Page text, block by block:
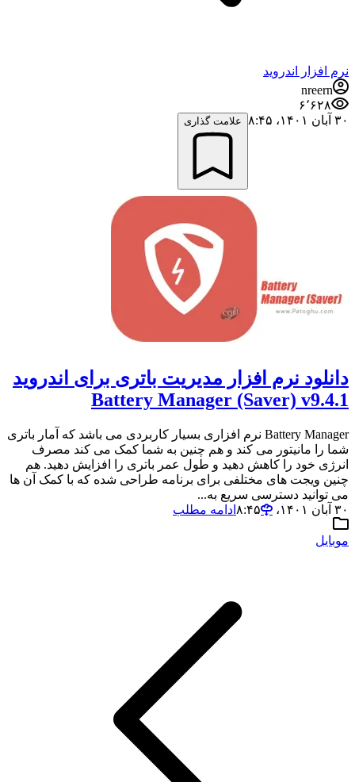
نرم افزار اندروید
nreern
۶٬۶۲۸
۳۰ آبان ۱۴۰۱،‏ ۸:۴۵
علامت گذاری
دانلود نرم افزار مدیریت باتری برای اندروید
Battery Manager (Saver) v9.4.1
Battery Manager نرم افزاری بسیار کاربردی می باشد که آمار باتری
شما را مانیتور می کند و هم چنین به شما کمک می کند مصرف
انرژی خود را کاهش دهید و طول عمر باتری را افزایش دهید. هم
چنین ویجت های مختلفی برای برنامه طراحی شده که با کمک آن ها
می توانید دسترسی سریع به...
۳۰ آبان ۱۴۰۱،‏ ۸:۴۵
ادامه مطلب
موبایل